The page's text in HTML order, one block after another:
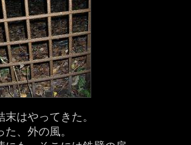
はやってきた。
、外の風。